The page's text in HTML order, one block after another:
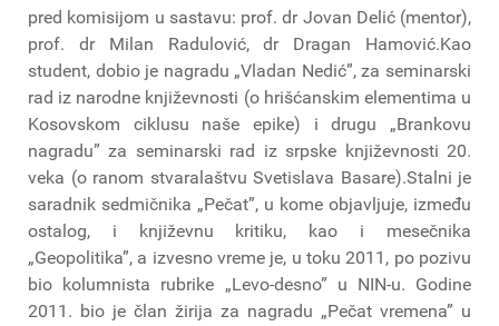
pred komisijom u sastavu: prof. dr Jovan Delić (mentor),
prof. dr Milan Radulović, dr Dragan Hamović.Kao
student, dobio je nagradu „Vladan Nedić”, za seminarski
rad iz narodne književnosti (o hrišćanskim elementima u
Kosovskom ciklusu naše epike) i drugu „Brankovu
nagradu” za seminarski rad iz srpske književnosti 20.
veka (o ranom stvaralaštvu Svetislava Basare).Stalni je
saradnik sedmičnika „Pečat”, u kome objavljuje, između
ostalog, i književnu kritiku, kao i mesečnika
„Geopolitika”, a izvesno vreme je, u toku 2011, po pozivu
bio kolumnista rubrike „Levo-desno” u NIN-u. Godine
2011. bio je član žirija za nagradu „Pečat vremena” u